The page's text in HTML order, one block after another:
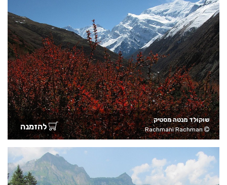
שוקולד מנטה מסטיק
Rachmani Rachman
להזמנה